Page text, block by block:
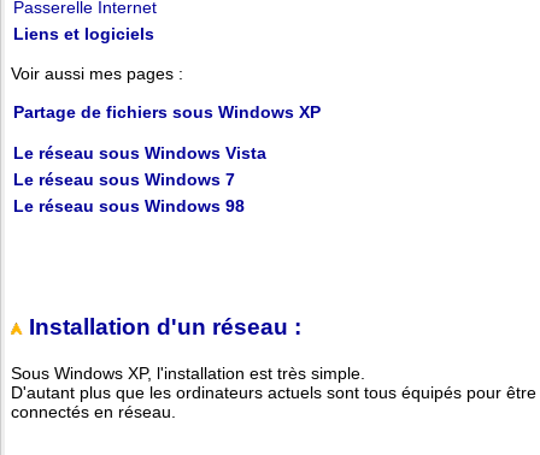
Passerelle Internet
Liens et logiciels
Voir aussi mes pages :
Partage de fichiers sous Windows XP
Le réseau sous Windows Vista
Le réseau sous Windows 7
Le réseau sous Windows 98
Installation d'un réseau :
Sous Windows XP, l'installation est très simple.
D'autant plus que les ordinateurs actuels sont tous équipés pour être
connectés en réseau.